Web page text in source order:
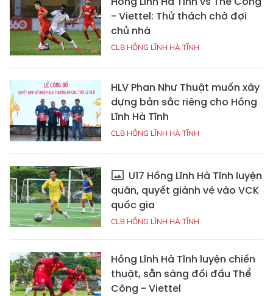
- Viettel: Thử thách chờ đợi
chủ nhà
CLB HỒNG LĨNH HÀ TĨNH
HLV Phan Như Thuật muốn xây
dựng bản sắc riêng cho Hồng
Lĩnh Hà Tĩnh
CLB HỒNG LĨNH HÀ TĨNH
U17 Hồng Lĩnh Hà Tĩnh luyện
quân, quyết giành vé vào VCK
quốc gia
CLB HỒNG LĨNH HÀ TĨNH
Hồng Lĩnh Hà Tĩnh luyện chiến
thuật, sẵn sàng đối đầu Thể
Công - Viettel